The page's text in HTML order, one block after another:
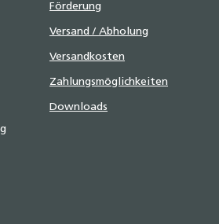
Förderung
Versand / Abholung
Versandkosten
Zahlungsmöglichkeiten
Downloads